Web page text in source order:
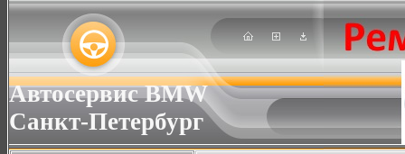
Автосервис BMW
Санкт-Петербург